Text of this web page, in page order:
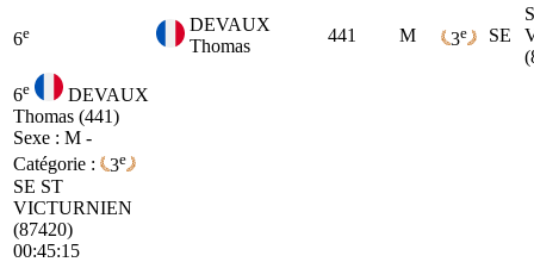
6e
DEVAUX
Thomas
441 M 3e SE
6e
DEVAUX
Thomas (441)
Sexe : M -
Catégorie :
3e
SE ST
VICTURNIEN
(87420)
00:45:15